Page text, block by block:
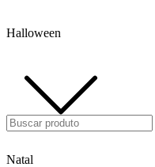
Halloween
Natal